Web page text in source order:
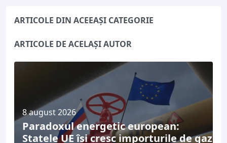
ARTICOLE DIN ACEEAȘI CATEGORIE
ARTICOLE DE ACELAȘI AUTOR
8 august 2026
Paradoxul energetic european:
Statele UE își cresc importurile de gaz